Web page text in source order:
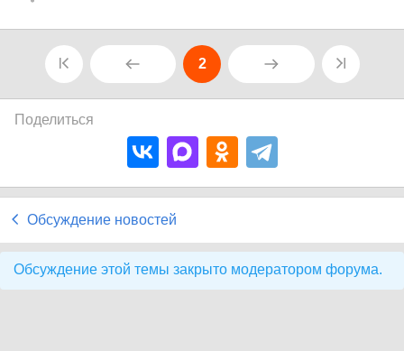
2
Поделиться
Обсуждение новостей
Обсуждение этой темы закрыто модератором форума.